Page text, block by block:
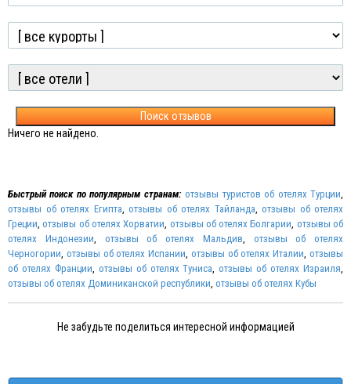
Поиск отзывов
Ничего не найдено.
Быстрый поиск по популярным странам: отзывы туристов об отелях Турции
отзывы об отелях Египта отзывы об отелях Тайланда отзывы об отелях
Греции ,отзывы об отелях Хорватии отзывы об отелях Болгарии отзывы об
отелях Индонезии
отзывы об отелях Мальдив
отзывы об отелях
Черногории отзывы об отелях Испании отзывы об отелях Италии ,отзывы
об отелях Франции отзывы об отелях Туниса ,отзывы об отелях Израиля
отзывы об отелях Доминиканской республики отзывы об отелях Кубы
Не забудьте поделиться интересной информацией